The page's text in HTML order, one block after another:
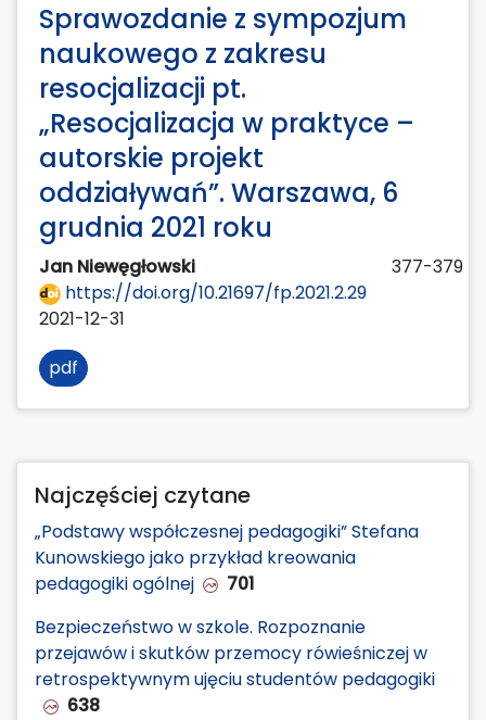
Sprawozdanie z sympozjum
naukowego z zakresu
resocjalizacji pt.
„Resocjalizacja w praktyce –
autorskie projekt
oddziaływań”. Warszawa, 6
grudnia 2021 roku
Jan Niewęgłowski
377-379
https://doi.org/10.21697/fp.2021.2.29
2021-12-31
pdf
Najczęściej czytane
„Podstawy współczesnej pedagogiki” Stefana
Kunowskiego jako przykład kreowania
pedagogiki ogólnej
701
Bezpieczeństwo w szkole. Rozpoznanie
przejawów i skutków przemocy rówieśniczej w
retrospektywnym ujęciu studentów pedagogiki
638